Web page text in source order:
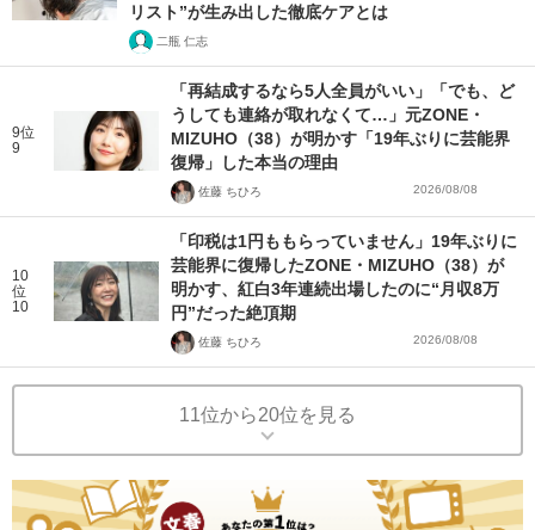
リスト”が生み出した徹底ケアとは
二瓶 仁志
9位
9
「再結成するなら5人全員がいい」「でも、ど
うしても連絡が取れなくて…」元ZONE・
MIZUHO（38）が明かす「19年ぶりに芸能界
復帰」した本当の理由
佐藤 ちひろ 2026/08/08
10
位
10
「印税は1円ももらっていません」19年ぶりに
芸能界に復帰したZONE・MIZUHO（38）が
明かす、紅白3年連続出場したのに“月収8万
円”だった絶頂期
佐藤 ちひろ 2026/08/08
11位から20位を見る